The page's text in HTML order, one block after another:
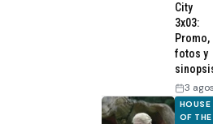
City
3x03:
Promo,
fotos y
3
HOUSE
OF THE